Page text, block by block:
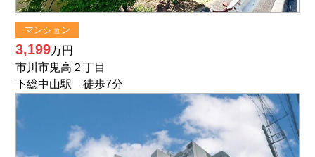
マンション
3,199万円
市川市鬼高２丁目
下総中山駅 徒歩7分